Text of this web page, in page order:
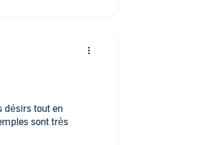
désirs tout en
sont très